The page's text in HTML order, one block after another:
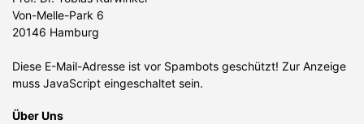
Von-Melle-Park 6
20146 Hamburg
Diese E-Mail-Adresse ist vor Spambots geschützt! Zur Anzeige
muss JavaScript eingeschaltet sein.
Über Uns